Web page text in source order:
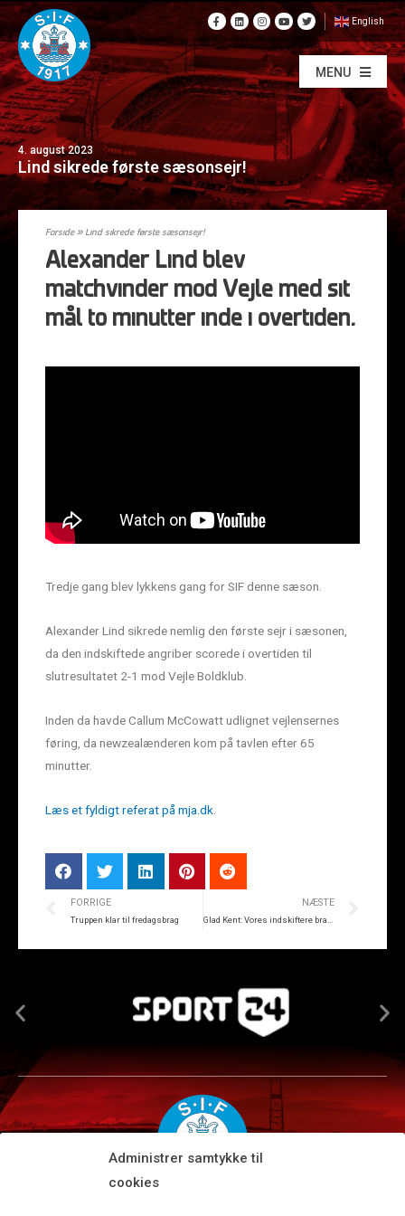
Administrer samtykke til
cookies
English
MENU
4. august 2023
Lind sikrede første sæsonsejr!
Forside» Lind sikrede første sæsonsejr!
Alexander Lind blev
matchvinder mod Vejle med sit
mål to minutter inde i overtiden.
Tredje gang blev lykkens gang for SIF denne sæson.
Alexander Lind sikrede nemlig den første sejr i sæsonen,
da den indskiftede angriber scorede i overtiden til
slutresultatet 2-1 mod Vejle Boldklub.
Inden da havde Callum McCowatt udlignet vejlensernes
føring, da newzealænderen kom på tavlen efter 65
minutter.
Læs et fyldigt referat på mja.dk
FORRIGE
Truppen klar til fredagsbrag
NÆSTE